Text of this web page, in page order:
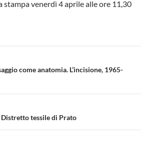
stampa venerdì 4 aprile alle ore 11,30
come anatomia. L’incisione, 1965-
tessile di Prato